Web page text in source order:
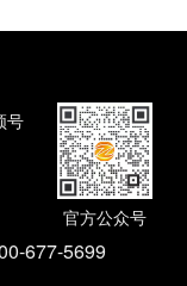
号
官方公众号
677-5699